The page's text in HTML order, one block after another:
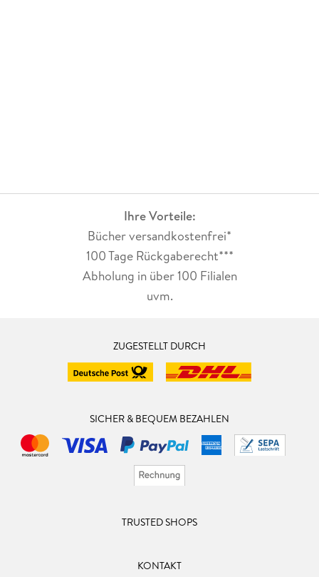
Ihre Vorteile:
Bücher versandkostenfrei*
100 Tage Rückgaberecht***
Abholung in über 100 Filialen
uvm.
ZUGESTELLT DURCH
SICHER & BEQUEM BEZAHLEN
TRUSTED SHOPS
KONTAKT